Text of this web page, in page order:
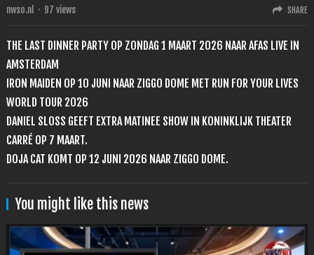
nwso.nl · 97 views SHARE
THE LAST DINNER PARTY OP ZONDAG 1 MAART 2026 NAAR AFAS LIVE IN
AMSTERDAM
IRON MAIDEN OP 10 JUNI NAAR ZIGGO DOME MET RUN FOR YOUR LIVES
WORLD TOUR 2026
DANIEL SLOSS GEEFT EXTRA MATINEE SHOW IN KONINKLIJK THEATER
CARRÉ OP 7 MAART.
DOJA CAT KOMT OP 12 JUNI 2026 NAAR ZIGGO DOME.
You might like this news